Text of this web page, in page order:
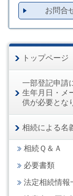
お問合
トップページ
一部登記申請
生年月日・メ
供が必要とな
相続による名
相続Ｑ＆Ａ
必要書類
法定相続情報